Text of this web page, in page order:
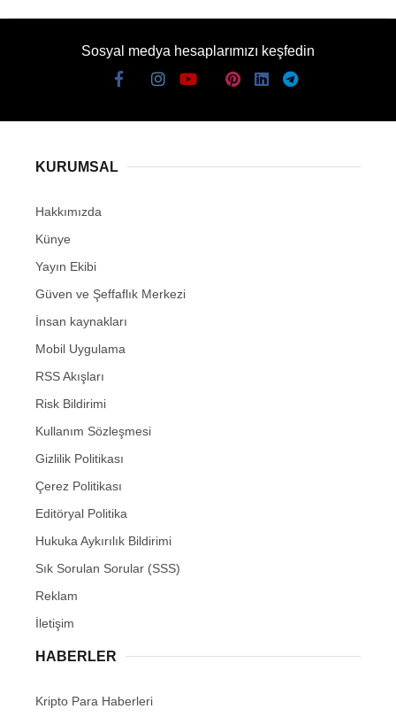
Sosyal medya hesaplarımızı keşfedin
KURUMSAL
Hakkımızda
Künye
Yayın Ekibi
Güven ve Şeffaflık Merkezi
İnsan kaynakları
Mobil Uygulama
RSS Akışları
Risk Bildirimi
Kullanım Sözleşmesi
Gizlilik Politikası
Çerez Politikası
Editöryal Politika
Hukuka Aykırılık Bildirimi
Sık Sorulan Sorular (SSS)
Reklam
İletişim
HABERLER
Kripto Para Haberleri